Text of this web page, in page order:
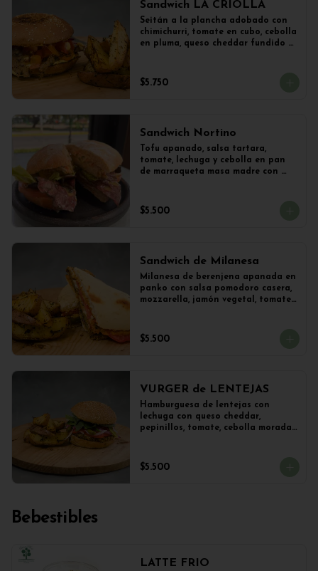
Sandwich LA CRIOLLA
Seitán a la plancha adobado con
chimichurri, tomate en cubo, cebolla
en pluma, queso cheddar fundido y
$5.750
Sandwich Nortino
Tofu apanado, salsa tartara,
tomate, lechuga y cebolla en pan
de marraqueta masa madre con
$5.500
Sandwich de Milanesa
Milanesa de berenjena apanada en
panko con salsa pomodoro casera,
mozzarella, jamón vegetal, tomate,
$5.500
VURGER de LENTEJAS
Hamburguesa de lentejas con
lechuga con queso cheddar,
pepinillos, tomate, cebolla morada
$5.500
Bebestibles
LATTE FRIO